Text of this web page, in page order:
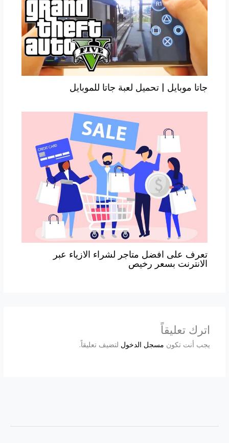
جاتا موبايل | تحميل لعبة جاتا للموبايل
تعرف على افضل متاجر لشراء الازياء عبر
الانترنت بسعر رخيص
اترك تعليقاً
يجب أنت تكون مسجل الدخول لتضيف تعليقاً.